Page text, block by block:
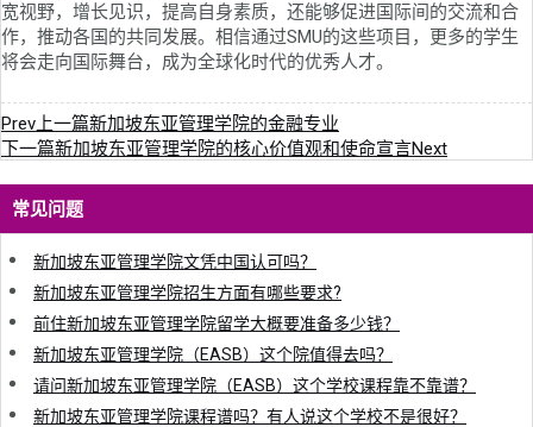
宽视野，增长见识，提高自身素质，还能够促进国际间的交流和合
作，推动各国的共同发展。相信通过SMU的这些项目，更多的学生
将会走向国际舞台，成为全球化时代的优秀人才。
Prev上一篇新加坡东亚管理学院的金融专业
下一篇新加坡东亚管理学院的核心价值观和使命宣言Next
常见问题
新加坡东亚管理学院文凭中国认可吗？
新加坡东亚管理学院招生方面有哪些要求?
前住新加坡东亚管理学院留学大概要准备多少钱？
新加坡东亚管理学院（EASB）这个院值得去吗？
请问新加坡东亚管理学院（EASB）这个学校课程靠不靠谱？
新加坡东亚管理学院课程谱吗？有人说这个学校不是很好？